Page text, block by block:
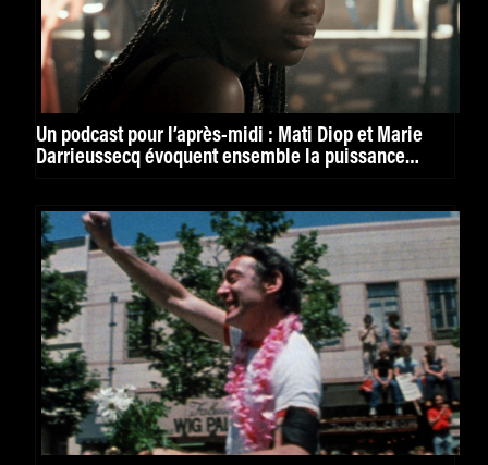
Un podcast pour l’après-midi : Mati Diop et Marie
Darrieussecq évoquent ensemble la puissance